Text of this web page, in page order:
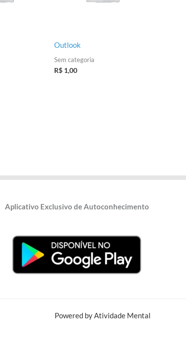
Outlook
Sem categoria
R$ 1,00
Aplicativo Exclusivo de Autoconhecimento
Powered by Atividade Mental